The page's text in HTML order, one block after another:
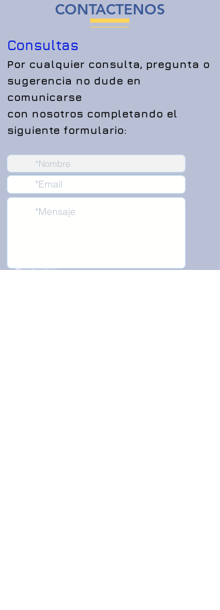
CONTACTENOS
Consultas
Por cualquier consulta, pregunta o
sugerencia no dude en
comunicarse
con nosotros completando el
siguiente formulario:
Contactar